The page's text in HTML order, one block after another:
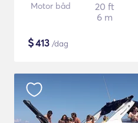
Motor båd
20 ft
6 m
$413 /dag